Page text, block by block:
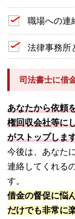
職場への連
法律事務所
司法書士に借
あなたから依頼
権回収会社等に
がストップしま
今後は、あなた
連絡してくれる
す。
借金の督促に悩
だけでも非常に